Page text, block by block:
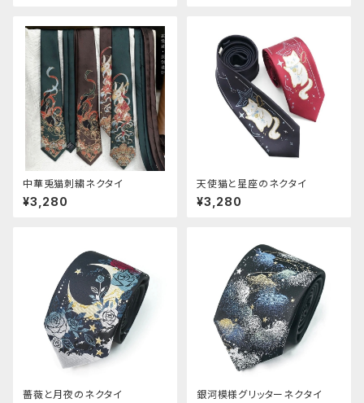
中華兎猫刺繍ネクタイ
¥3,280
天使猫と星座のネクタイ
¥3,280
薔薇と月夜のネクタイ 銀河模様グリッターネクタイ